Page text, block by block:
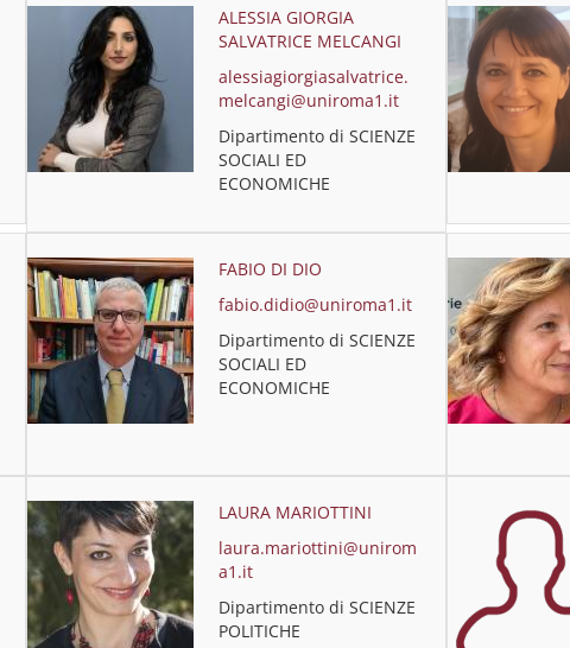
ALESSIA GIORGIA
SALVATRICE MELCANGI
alessiagiorgiasalvatrice.
melcangi@uniroma1.it
Dipartimento di SCIENZE
SOCIALI ED
ECONOMICHE
FABIO DI DIO
fabio.didio@uniroma1.it
Dipartimento di SCIENZE
SOCIALI ED
ECONOMICHE
LAURA MARIOTTINI
laura.mariottini@unirom
a1.it
Dipartimento di SCIENZE
POLITICHE